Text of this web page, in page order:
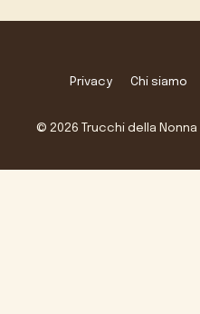
Privacy Chi siamo
© 2026 Trucchi della Nonna